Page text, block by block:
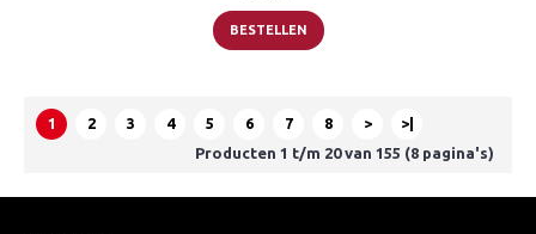
BESTELLEN
1 2 3 4 5 6 7 8 >
>|
Producten 1 t/m 20 van 155 (8 pagina's)